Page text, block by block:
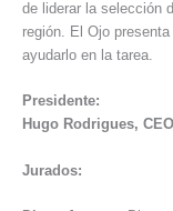
de liderar la selección
región. El Ojo
ayudarlo en la tarea.
Presidente:
Hugo Rodrigues,
Jurados: